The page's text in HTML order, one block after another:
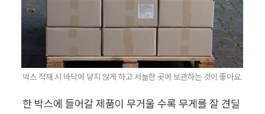
박스 적재 시 바닥에 닿지 않게 하고 서늘한 곳에 보관하는 것이 좋아요.
한 박스에 들어갈 제품이 무거울 수록 무게를 잘 견딜